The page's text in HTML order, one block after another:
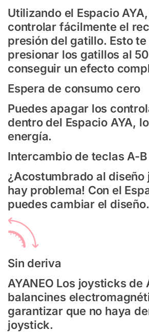
Utilizando el Espacio
controlar fácilmente el
presión del gatillo. Esto
presionar los gatillos al
conseguir un efecto
Espera de consumo cero
Puedes apagar los
dentro del Espacio AYA,
energía.
Intercambio de teclas A-B
¿Acostumbrado al diseño
hay problema! Con el
puedes cambiar el diseño.
Sin deriva
AYANEO Los joysticks de
balancines
garantizar que no haya
joystick.